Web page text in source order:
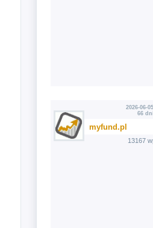
2026-06-
66
myfund.pl
13167